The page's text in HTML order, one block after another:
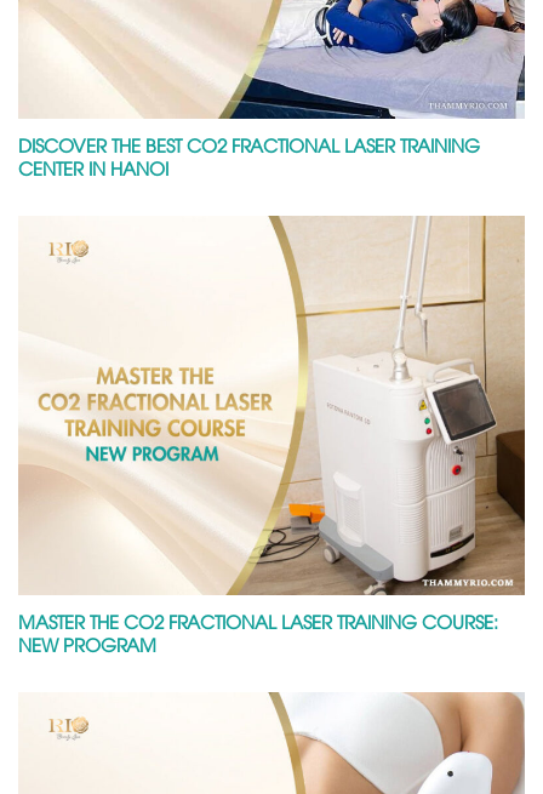
DISCOVER THE BEST CO2 FRACTIONAL LASER TRAINING
CENTER IN HANOI
MASTER THE CO2 FRACTIONAL LASER TRAINING COURSE:
NEW PROGRAM